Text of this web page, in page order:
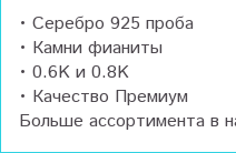
• Серебро 925 проба
• Камни фианиты
• 0.6K и 0.8K
• Качество Премиум
Больше ассортимента в